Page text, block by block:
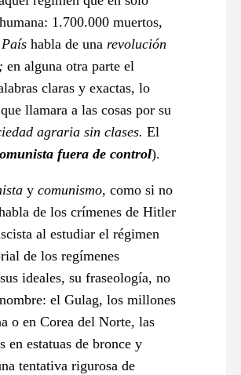
1.700.000 muertos,
habla de una revolución
en alguna otra parte el
claras y exactas, lo
llamara a las cosas por su
agraria sin clases. El
fuera de control).
y comunismo, como si no
de los crímenes de Hitler
al estudiar el régimen
de los regímenes
ideales, su fraseología, no
el Gulag, los millones
o en Corea del Norte, las
estatuas de bronce y
tentativa rigurosa de